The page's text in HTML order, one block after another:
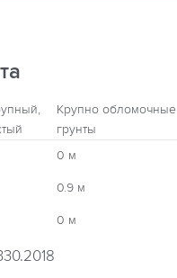
Крупно обломочные
грунты
0 м
0.9 м
0 м